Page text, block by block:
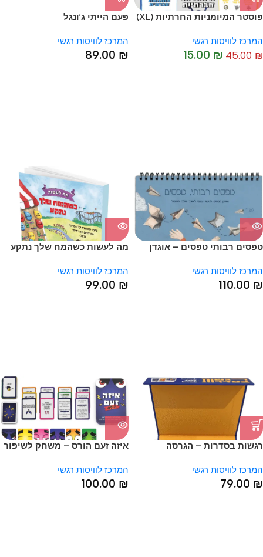
פוסטר המיומניות החרתיות (XL)
המרכז לוויסות רגשי
45.00₪
15.00 ₪
פעם הייתי ג’ונגל
המרכז לוויסות רגשי
89.00 ₪
SOLD OUT
טפסים רבותי טפסים – אוגדן
המרכז לוויסות רגשי
110.00 ₪
מה לעשות כשהמח שלך נתקע
המרכז לוויסות רגשי
99.00 ₪
רגשות בסדרות – הגרסה
המרכז לוויסות רגשי
79.00 ₪
SOLD OUT
איזה זעם הורס – משחק לשיפור
עצמית
המרכז לוויסות רגשי
100.00 ₪